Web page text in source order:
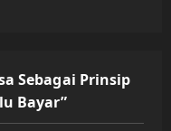
Sebagai Prinsip
Bayar”